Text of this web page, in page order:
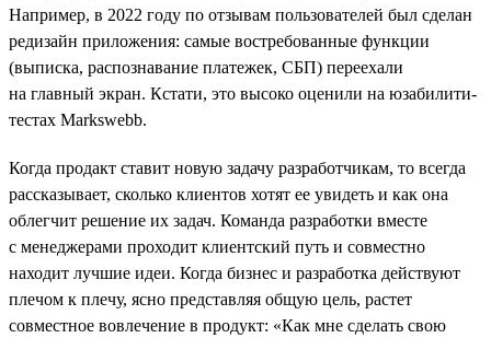
Например, в 2022 году по отзывам пользователей был сделан
редизайн приложения: самые востребованные функции
(выписка, распознавание платежек, СБП) переехали
на главный экран. Кстати, это высоко оценили на юзабилити-
тестах Markswebb.
Когда продакт ставит новую задачу разработчикам, то всегда
рассказывает, сколько клиентов хотят ее увидеть и как она
облегчит решение их задач. Команда разработки вместе
с менеджерами проходит клиентский путь и совместно
находит лучшие идеи. Когда бизнес и разработка действуют
плечом к плечу, ясно представляя общую цель, растет
совместное вовлечение в продукт: «Как мне сделать свою